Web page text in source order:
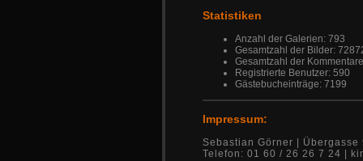
Statistiken
Anzahl der Galerien: 793
Gesamtzahl der Bilder:
Gesamtzahl der
Registrierte Benutzer: 590
Gästebucheinträge: 7199
Impressum:
Sebastian Görner |
Telefon: 01 60 / 26 26 7 24 |